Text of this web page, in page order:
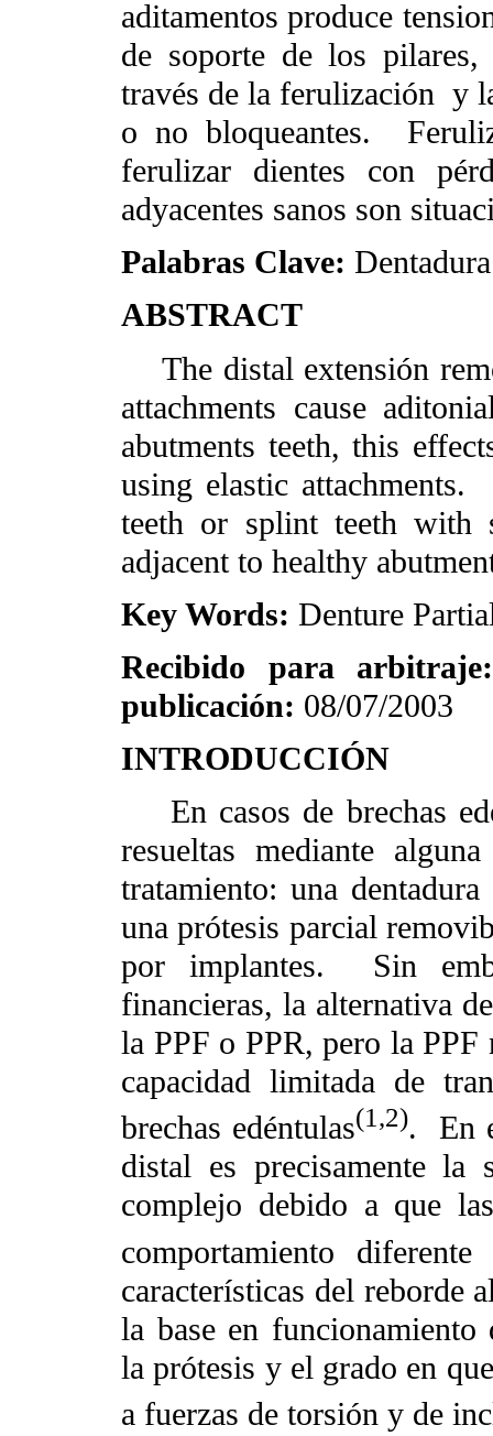
aditamentos produce
de soporte de los
través de la ferulización y
o no bloqueantes.
ferulizar dientes con
adyacentes sanos son
Palabras Clave:
ABSTRACT
The distal extensión
attachments cause
abutments teeth, this
using elastic attachments.
teeth or splint teeth with
adjacent to healthy
Key Words: Denture
Recibido para
publicación: 08/07/2003
INTRODUCCIÓN
En casos de brechas
resueltas mediante
tratamiento: una
una prótesis parcial
por implantes.
Sin
financieras, la alternativa
la PPF o PPR, pero la
capacidad limitada de
brechas edéntulas(1,2).
En
distal es precisamente la
complejo debido a que
comportamiento
características del reborde
la base en
la prótesis y el grado en
a fuerzas de torsión y de